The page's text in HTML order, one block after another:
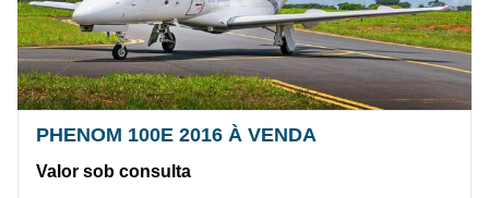
PHENOM 100E 2016 À VENDA
Valor sob consulta